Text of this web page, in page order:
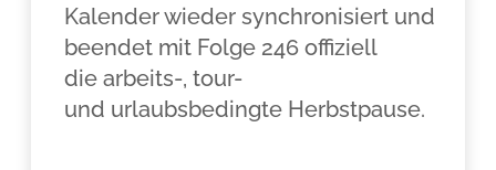
Kalender wieder synchronisiert und
beendet mit Folge 246 offiziell
die arbeits-, tour-
und urlaubsbedingte Herbstpause.